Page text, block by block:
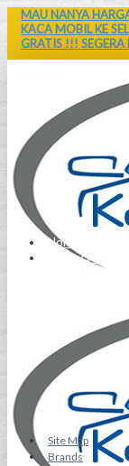
MAU NANYA
KACA MOBIL KE
GRATIS !!!
Home
Contact Us
Site Map
Brands